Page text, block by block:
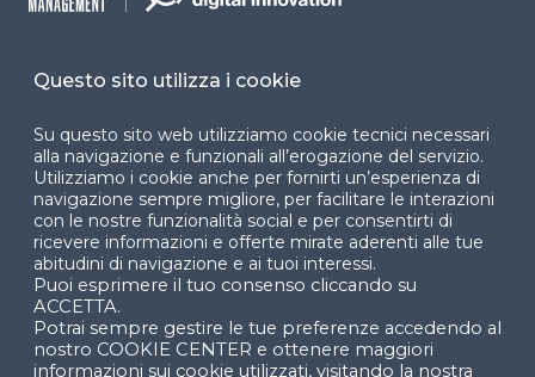
Facebook LinkedIn
© 2024 Copyright © Politecnico di Milano Dipartimento
di Ingegneria Gestionale
Questo sito utilizza i cookie
Su questo sito web utilizziamo cookie tecnici necessari
alla navigazione e funzionali all’erogazione del servizio.
Utilizziamo i cookie anche per fornirti un’esperienza di
navigazione sempre migliore, per facilitare le interazioni
con le nostre funzionalità social e per consentirti di
ricevere informazioni e offerte mirate aderenti alle tue
abitudini di navigazione e ai tuoi interessi.
Puoi esprimere il tuo consenso cliccando su
ACCETTA.
Potrai sempre gestire le tue preferenze accedendo al
nostro COOKIE CENTER e ottenere maggiori
informazioni sui cookie utilizzati, visitando la nostra